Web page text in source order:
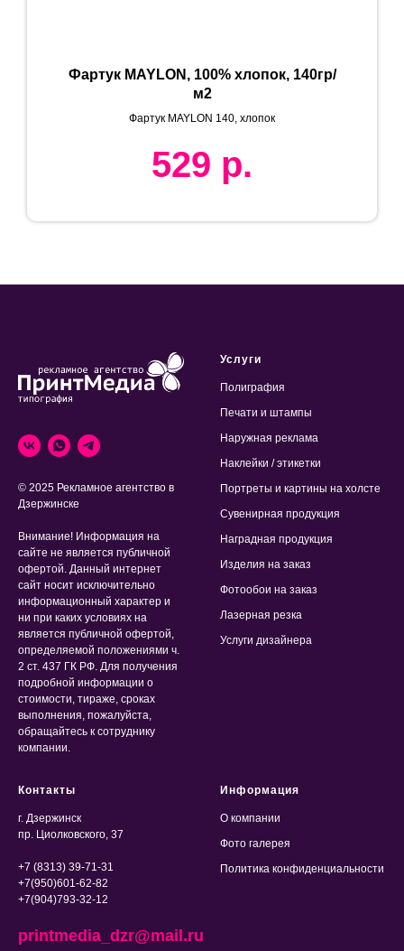
Фартук MAYLON, 100% хлопок, 140гр/
м2
Фартук MAYLON 140, хлопок
529 р.
© 2025 Рекламное агентство в
Дзержинске
Внимание! Информация на
сайте не является публичной
офертой. Данный интернет
сайт носит исключительно
информационный характер и
ни при каких условиях на
является публичной офертой,
определяемой положениями ч.
2 ст. 437 ГК РФ. Для получения
подробной информации о
стоимости, тираже, сроках
выполнения, пожалуйста,
обращайтесь к сотруднику
компании.
Услуги
Полиграфия
Печати и штампы
Наружная реклама
Наклейки / этикетки
Портреты и картины на холсте
Сувенирная продукция
Наградная продукция
Изделия на заказ
Фотообои на заказ
Лазерная резка
Услуги дизайнера
Контакты
г. Дзержинск
пр. Циолковского, 37
+7 (8313) 39-71-31
+7(950)601-62-82
+7(904)793-32-12
printmedia_dzr@mail.ru
Информация
О компании
Фото галерея
Политика конфиденциальности